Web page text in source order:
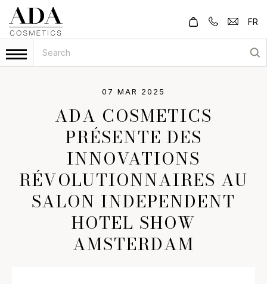
FR
07 MAR 2025
ADA COSMETICS
PRÉSENTE DES
INNOVATIONS
RÉVOLUTIONNAIRES AU
SALON INDEPENDENT
HOTEL SHOW
AMSTERDAM